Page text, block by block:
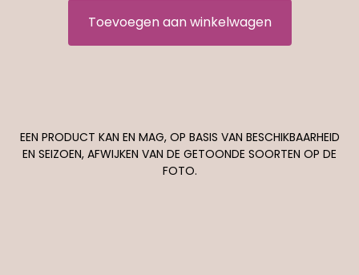
Toevoegen aan winkelwagen
EEN PRODUCT KAN EN MAG, OP BASIS VAN BESCHIKBAARHEID
EN SEIZOEN, AFWIJKEN VAN DE GETOONDE SOORTEN OP DE
FOTO.